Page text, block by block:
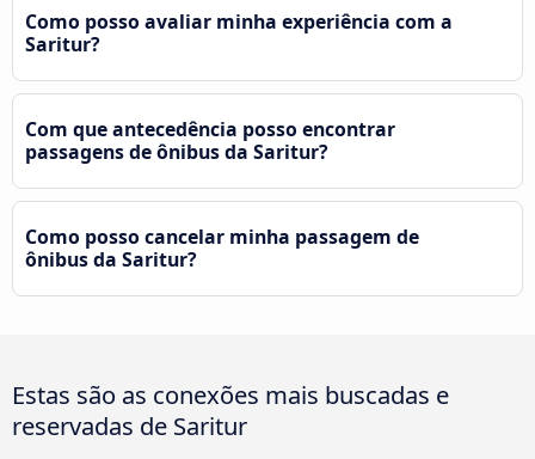
Como posso avaliar minha experiência com a
Saritur?
Com que antecedência posso encontrar
passagens de ônibus da Saritur?
Como posso cancelar minha passagem de
ônibus da Saritur?
Estas são as conexões mais buscadas e
reservadas de Saritur